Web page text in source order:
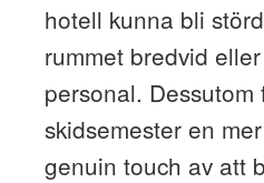
hotell kunna bli
rummet bredvid
personal. Dessutom
skidsemester en
genuin touch av att